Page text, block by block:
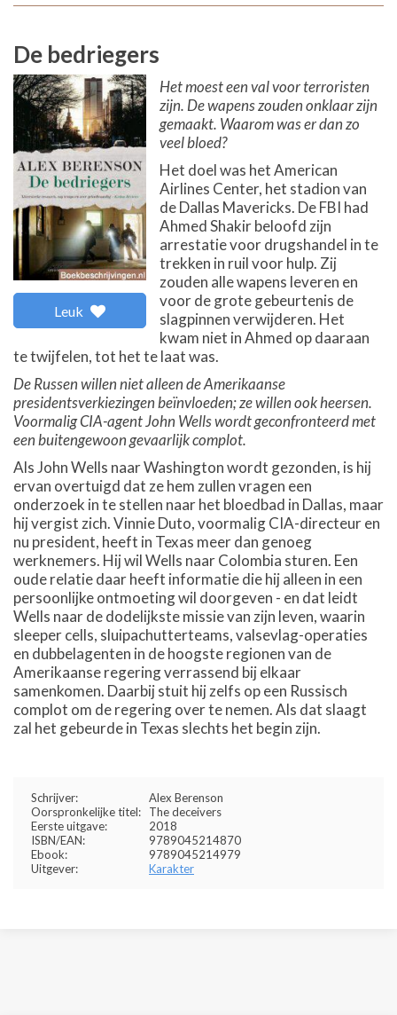
De bedriegers
Leuk
Het moest een val voor terroristen
zijn. De wapens zouden onklaar zijn
gemaakt. Waarom was er dan zo
veel bloed?
Het doel was het American
Airlines Center, het stadion van
de Dallas Mavericks. De FBI had
Ahmed Shakir beloofd zijn
arrestatie voor drugshandel in te
trekken in ruil voor hulp. Zij
zouden alle wapens leveren en
voor de grote gebeurtenis de
slagpinnen verwijderen. Het
kwam niet in Ahmed op daaraan
te twijfelen, tot het te laat was.
De Russen willen niet alleen de Amerikaanse
presidentsverkiezingen beïnvloeden; ze willen ook heersen.
Voormalig CIA-agent John Wells wordt geconfronteerd met
een buitengewoon gevaarlijk complot.
Als John Wells naar Washington wordt gezonden, is hij
ervan overtuigd dat ze hem zullen vragen een
onderzoek in te stellen naar het bloedbad in Dallas, maar
hij vergist zich. Vinnie Duto, voormalig CIA-directeur en
nu president, heeft in Texas meer dan genoeg
werknemers. Hij wil Wells naar Colombia sturen. Een
oude relatie daar heeft informatie die hij alleen in een
persoonlijke ontmoeting wil doorgeven - en dat leidt
Wells naar de dodelijkste missie van zijn leven, waarin
sleeper cells, sluipachutterteams, valsevlag-operaties
en dubbelagenten in de hoogste regionen van de
Amerikaanse regering verrassend bij elkaar
samenkomen. Daarbij stuit hij zelfs op een Russisch
complot om de regering over te nemen. Als dat slaagt
zal het gebeurde in Texas slechts het begin zijn.
Schrijver:
Alex Berenson
Oorspronkelijke titel:
The deceivers
Eerste uitgave:
2018
ISBN/EAN:
9789045214870
Ebook:
9789045214979
Uitgever:
Karakter